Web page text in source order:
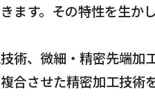
ます。その特性を生
術、微細・精密先端
合させた精密加工技術